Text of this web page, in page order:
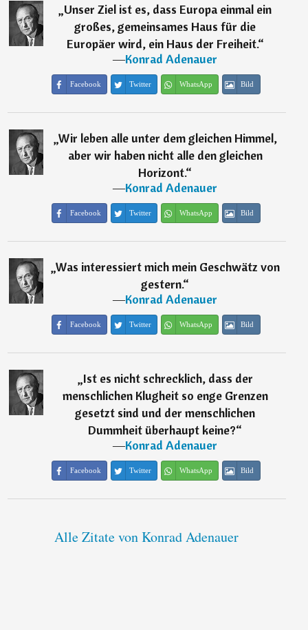
„Unser Ziel ist es, dass Europa einmal ein
großes, gemeinsames Haus für die
Europäer wird, ein Haus der Freiheit.“
―Konrad Adenauer
Facebook Twitter WhatsApp Bild
„Wir leben alle unter dem gleichen Himmel,
aber wir haben nicht alle den gleichen
Horizont.“
―Konrad Adenauer
Facebook Twitter WhatsApp Bild
„Was interessiert mich mein Geschwätz von
gestern.“
―Konrad Adenauer
Facebook Twitter WhatsApp Bild
„Ist es nicht schrecklich, dass der
menschlichen Klugheit so enge Grenzen
gesetzt sind und der menschlichen
Dummheit überhaupt keine?“
―Konrad Adenauer
Facebook Twitter WhatsApp Bild
Alle Zitate von Konrad Adenauer